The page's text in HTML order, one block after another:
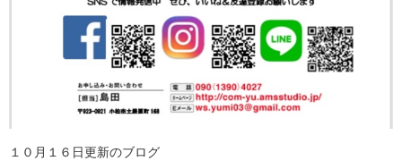
１０月１６日更新のブログ